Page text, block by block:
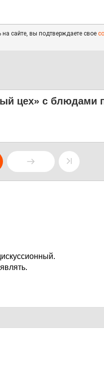
сайте, вы подтверждаете свое
цех» с блюдами